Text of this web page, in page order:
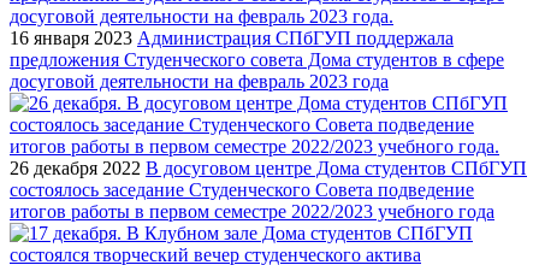
16 января 2023 Администрация СПбГУП поддержала
предложения Студенческого совета Дома студентов в сфере
досуговой деятельности на февраль 2023 года
26 декабря 2022 В досуговом центре Дома студентов СПбГУП
состоялось заседание Студенческого Совета подведение
итогов работы в первом семестре 2022/2023 учебного года